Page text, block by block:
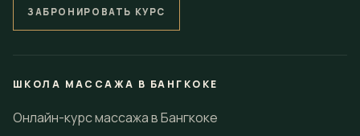
ЗАБРОНИРОВАТЬ КУРС
ШКОЛА МАССАЖА В БАНГКОКЕ
Онлайн-курс массажа в Бангкоке